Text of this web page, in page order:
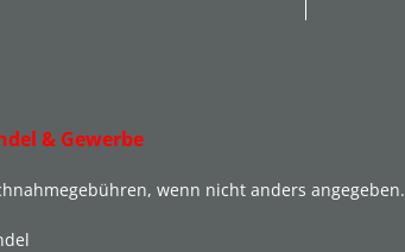
& Gewerbe
wenn nicht anders angegeben.